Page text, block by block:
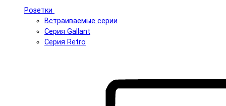
Розетки
Встраиваемые серии
Серия Gallant
Серия Retro